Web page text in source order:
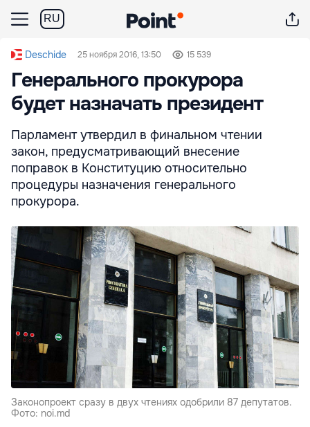
RU
Deschide 25 ноября 2016, 13:50 15 539
Генерального прокурора
будет назначать президент
Парламент утвердил в финальном чтении
закон, предусматривающий внесение
поправок в Конституцию относительно
процедуры назначения генерального
прокурора.
Законопроект сразу в двух чтениях одобрили 87 депутатов.
Фото: noi.md